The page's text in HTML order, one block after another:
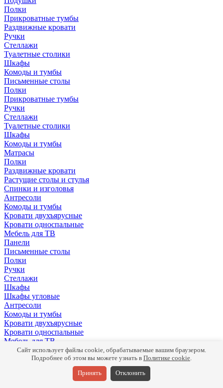
Полки
Прикроватные тумбы
Раздвижные кровати
Ручки
Стеллажи
Туалетные столики
Шкафы
Комоды и тумбы
Письменные столы
Полки
Прикроватные тумбы
Ручки
Стеллажи
Туалетные столики
Шкафы
Комоды и тумбы
Матрасы
Полки
Раздвижные кровати
Растущие столы и стулья
Спинки и изголовья
Антресоли
Комоды и тумбы
Кровати двухъярусные
Кровати односпальные
Мебель для ТВ
Панели
Письменные столы
Полки
Ручки
Стеллажи
Шкафы
Шкафы угловые
Антресоли
Комоды и тумбы
Кровати двухъярусные
Кровати односпальные
Мебель для ТВ
Панели
Письменные столы
Сайт использует файлы cookie, обрабатываемые вашим браузером.
Подробнее об этом вы можете узнать в Политике cookie.
Принять Отклонить